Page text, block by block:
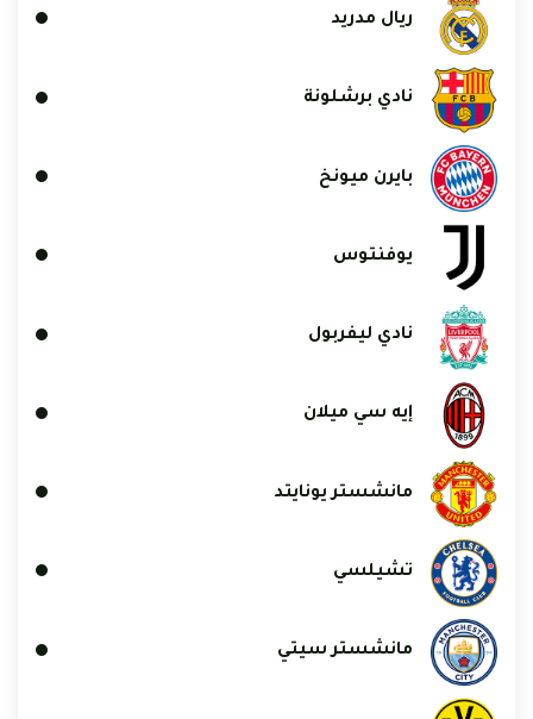
ريال مدريد
نادي برشلونة
بايرن ميونخ
يوفنتوس
نادي ليفربول
إيه سي ميلان
مانشستر يونايتد
تشيلسي
مانشستر سيتي